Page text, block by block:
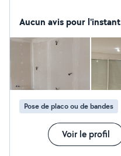
Aucun avis pour l'instant
Pose de placo ou de bandes
Voir le profil